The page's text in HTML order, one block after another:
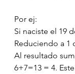
Por ej:
Si naciste el 19
Reduciendo a 1
Al resultado
6+7=13 = 4.